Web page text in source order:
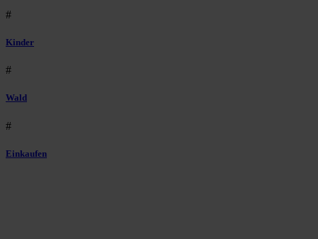
#
Kinder
#
Wald
#
Einkaufen